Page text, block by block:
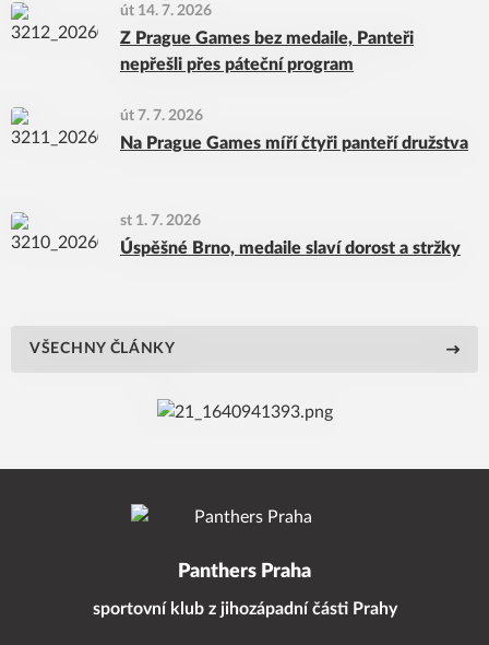
út 14. 7. 2026
Z Prague Games bez medaile, Panteři
nepřešli přes páteční program
út 7. 7. 2026
Na Prague Games míří čtyři panteří družstva
st 1. 7. 2026
Úspěšné Brno, medaile slaví dorost a stržky
VŠECHNY ČLÁNKY
Panthers Praha
sportovní klub z jihozápadní části Prahy